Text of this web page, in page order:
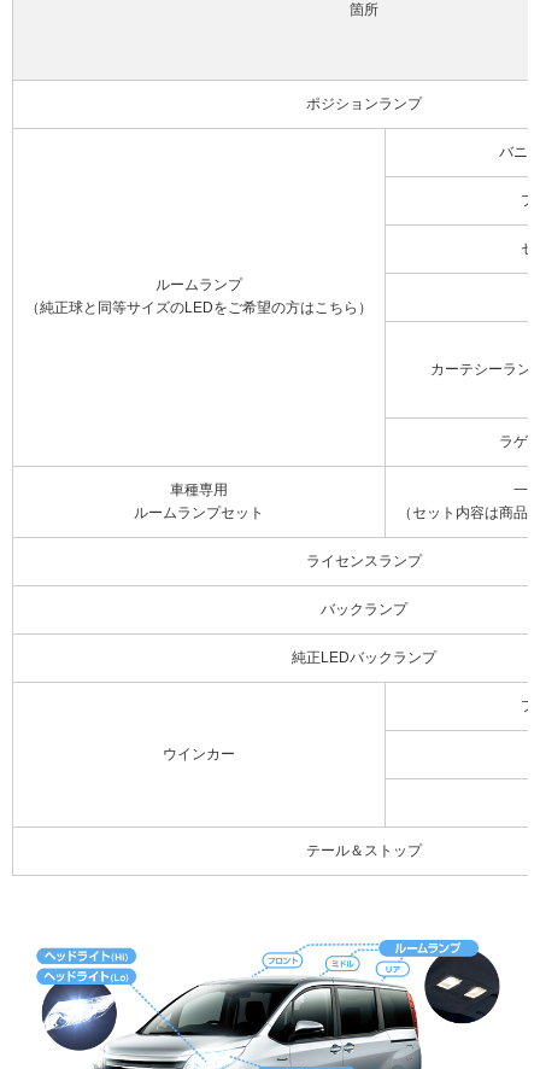
箇所
ポジションランプ
ルームランプ
（純正球と同等サイズのLEDをご希望の方はこちら）
バニ
フ
セ
カーテシーラン
ラゲ
車種専用
ルームランプセット
一
（セット内容は商品
ライセンスランプ
バックランプ
純正LEDバックランプ
ウインカー
フ
テール＆ストップ